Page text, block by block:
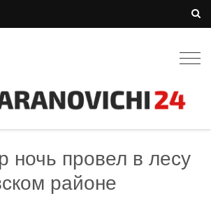
ночь провел в лесу
районе